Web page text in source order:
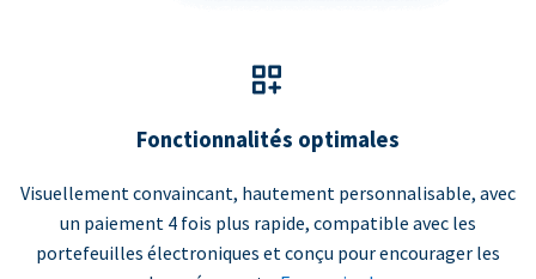
Fonctionnalités optimales
Visuellement convaincant, hautement personnalisable, avec
un paiement 4 fois plus rapide, compatible avec les
portefeuilles électroniques et conçu pour encourager les